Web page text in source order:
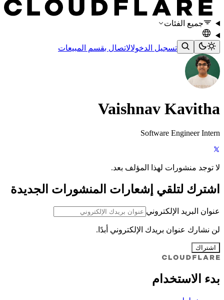
جميع الفئات
تسجيل الدخولالاتصال بقسم المبيعات
Vaishnav Kavitha
Software Engineer Intern
لا توجد منشورات لهذا المؤلف بعد.
اشترك لتلقي إشعارات المنشورات الجديدة
عنوان البريد الإلكتروني
لن نشارك عنوان بريدك الإلكتروني أبدًا.
اشتراك
بدء الاستخدام